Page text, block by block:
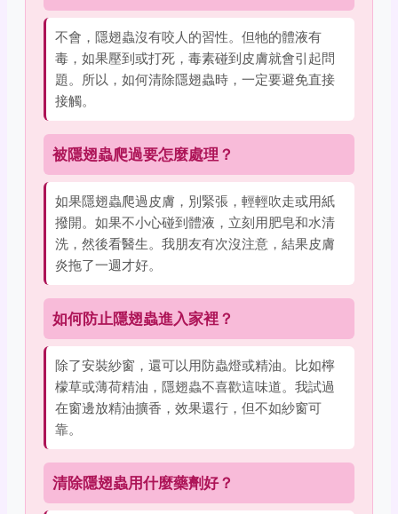
不會，隱翅蟲沒有咬人的習性。但牠的體液有
毒，如果壓到或打死，毒素碰到皮膚就會引起問
題。所以，如何清除隱翅蟲時，一定要避免直接
接觸。
被隱翅蟲爬過要怎麼處理？
如果隱翅蟲爬過皮膚，別緊張，輕輕吹走或用紙
撥開。如果不小心碰到體液，立刻用肥皂和水清
洗，然後看醫生。我朋友有次沒注意，結果皮膚
炎拖了一週才好。
如何防止隱翅蟲進入家裡？
除了安裝紗窗，還可以用防蟲燈或精油。比如檸
檬草或薄荷精油，隱翅蟲不喜歡這味道。我試過
在窗邊放精油擴香，效果還行，但不如紗窗可
靠。
清除隱翅蟲用什麼藥劑好？